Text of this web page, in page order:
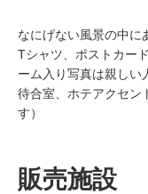
なにげない風景の中に
Tシャツ、ポストカー
ーム入り写真は親しい
待合室、ホテアクセン
す）
販売施設